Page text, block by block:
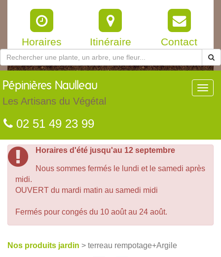
Horaires Itinéraire Contact
Pépinières Naulleau
Les Artisans du Végétal
02 51 49 23 99
Horaires d'été jusqu'au 12 septembre
Nous sommes fermés le lundi et le samedi après
midi.
OUVERT du mardi matin au samedi midi
Fermés pour congés du 10 août au 24 août.
Nos produits jardin > terreau rempotage+Argile